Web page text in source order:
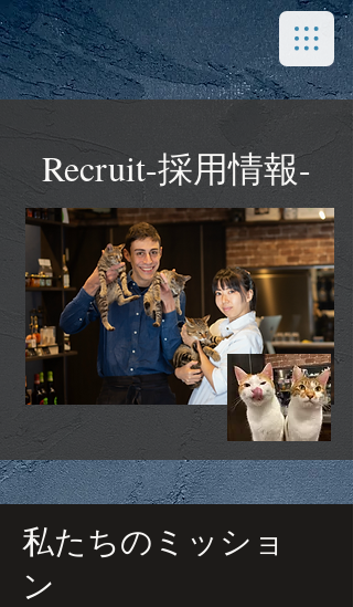
Recruit-採用情報-
私たちのミッショ
ン